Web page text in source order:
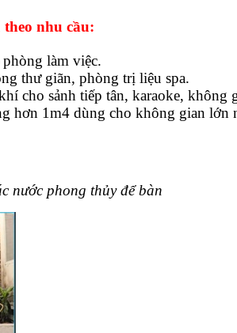
nhu cầu:
làm việc.
thư giãn, phòng trị liệu spa.
cho sảnh tiếp tân, karaoke, không
hơn 1m4 dùng cho không gian lớn
nước phong thủy để bàn